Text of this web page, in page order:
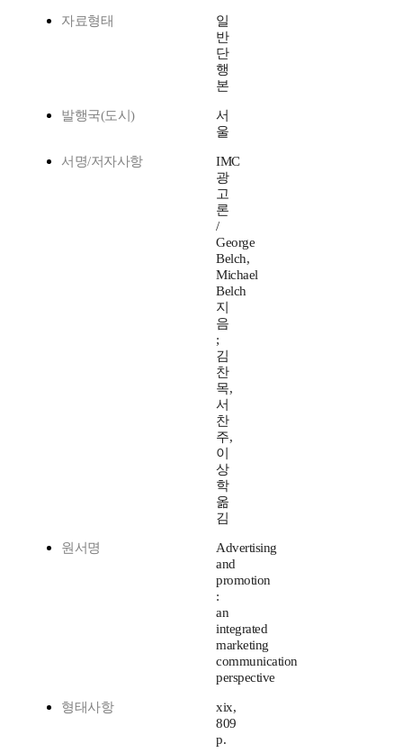
자료형태
일
반
단
행
본
발행국(도시)
서
울
서명/저자사항
IMC
광
고
론
/
George
Belch,
Michael
Belch
지
음
;
김
찬
목,
서
찬
주,
이
상
학
옮
김
원서명
Advertising
and
promotion
:
an
integrated
marketing
communication
perspective
형태사항
xix,
809
p.